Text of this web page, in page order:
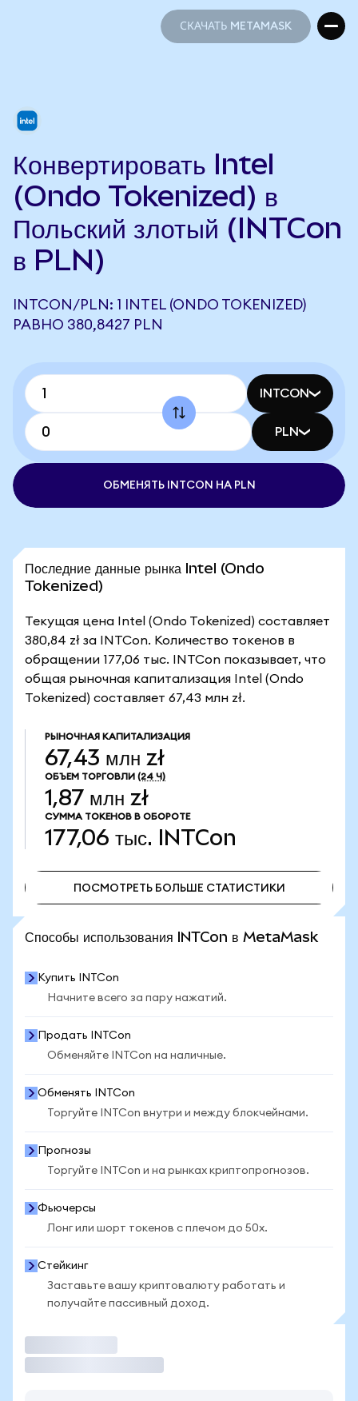
СКАЧАТЬ METAMASK
Конвертировать Intel
(Ondo Tokenized) в
Польский злотый (INTCon
в PLN)
INTCON/PLN: 1 INTEL (ONDO TOKENIZED)
РАВНО 380,8427 PLN
INTCON
PLN
ОБМЕНЯТЬ INTCON НА PLN
Последние данные рынка Intel (Ondo
Tokenized)
Текущая цена Intel (Ondo Tokenized) составляет
380,84 zł за INTCon. Количество токенов в
обращении 177,06 тыс. INTCon показывает, что
общая рыночная капитализация Intel (Ondo
Tokenized) составляет 67,43 млн zł.
РЫНОЧНАЯ КАПИТАЛИЗАЦИЯ
67,43 млн zł
ОБЪЕМ ТОРГОВЛИ (24 Ч)
1,87 млн zł
СУММА ТОКЕНОВ В ОБОРОТЕ
177,06 тыс. INTCon
ПОСМОТРЕТЬ БОЛЬШЕ СТАТИСТИКИ
Способы использования INTCon в MetaMask
Купить INTCon
Начните всего за пару нажатий.
Продать INTCon
Обменяйте INTCon на наличные.
Обменять INTCon
Торгуйте INTCon внутри и между блокчейнами.
Прогнозы
Торгуйте INTCon и на рынках криптопрогнозов.
Фьючерсы
Лонг или шорт токенов с плечом до 50x.
Стейкинг
Заставьте вашу криптовалюту работать и
получайте пассивный доход.